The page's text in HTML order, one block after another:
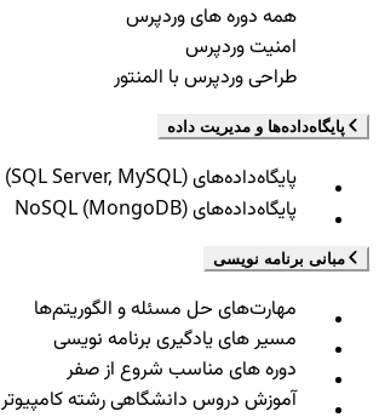
همه دوره های وردپرس
امنیت وردپرس
طراحی وردپرس با المنتور
پایگاه‌داده‌ها و مدیریت داده
پایگاه‌داده‌های SQL (SQL Server, MySQL)
پایگاه‌داده‌های NoSQL (MongoDB)
مبانی برنامه نویسی
مهارت‌های حل مسئله و الگوریتم‌ها
مسیر های یادگیری برنامه نویسی
دوره های مناسب شروع از صفر
آموزش دروس دانشگاهی رشته کامپیوتر